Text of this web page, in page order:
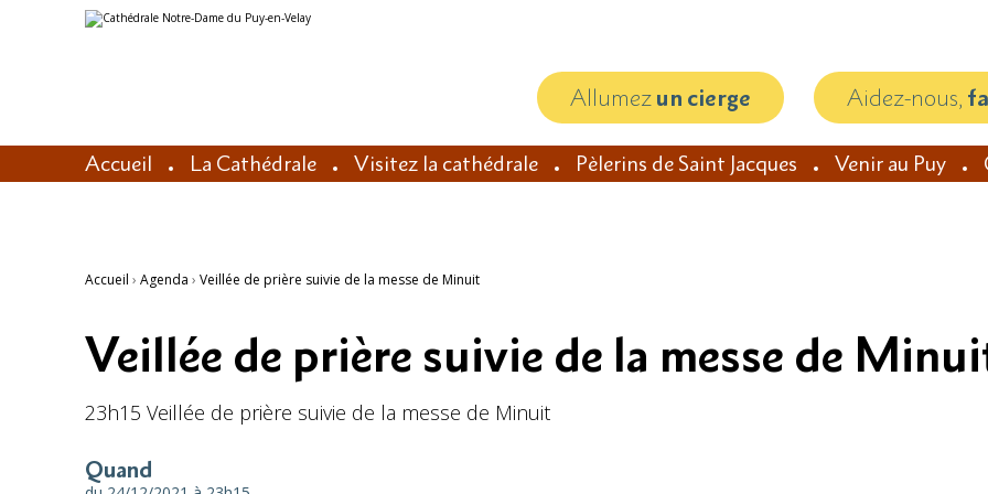
Aller
au
Outils
personnels
Allumezun cierge Aidez-nous,
Accueil La Cathédrale Visitez la cathédrale Pèlerins de Saint Jacques Venir au Puy
Accueil › Agenda › Veillée de prière suivie de la messe de Minuit
Veillée de prière suivie de la messe de
23h15 Veillée de prière suivie de la messe de Minuit
Quand